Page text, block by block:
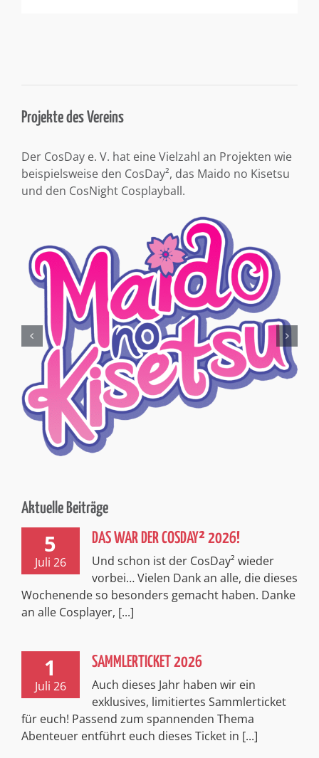
Projekte des Vereins
Der CosDay e. V. hat eine Vielzahl an Projekten wie
beispielsweise den CosDay², das Maido no Kisetsu
und den CosNight Cosplayball.
Aktuelle Beiträge
5
Juli 26
DAS WAR DER COSDAY² 2026!
Und schon ist der CosDay² wieder
vorbei… Vielen Dank an alle, die dieses
Wochenende so besonders gemacht haben. Danke
an alle Cosplayer, [...]
1
Juli 26
SAMMLERTICKET 2026
Auch dieses Jahr haben wir ein
exklusives, limitiertes Sammlerticket
für euch! Passend zum spannenden Thema
Abenteuer entführt euch dieses Ticket in [...]